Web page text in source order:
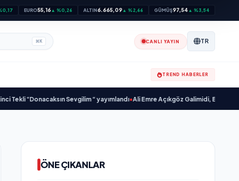
EURO55,16▲ %0,26 ALTIN6.665,09▲ %2,66 GÜMÜŞ97,54 ▲ %3,54
⌘K CANLI YAYIN TR
TREND HABERLER
Sevgilim “ yayımlandı•Ali Emre Açıkgöz Galimidi, Eski AB Bakanı
ÖNE ÇIKANLAR